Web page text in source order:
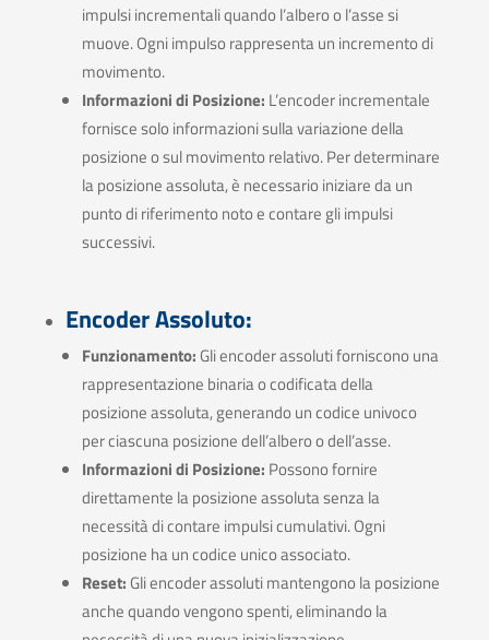
impulsi incrementali quando l’albero o l’asse si
muove. Ogni impulso rappresenta un incremento di
movimento.
Informazioni di Posizione: L’encoder incrementale
fornisce solo informazioni sulla variazione della
posizione o sul movimento relativo. Per determinare
la posizione assoluta, è necessario iniziare da un
punto di riferimento noto e contare gli impulsi
successivi.
Encoder Assoluto:
Funzionamento: Gli encoder assoluti forniscono una
rappresentazione binaria o codificata della
posizione assoluta, generando un codice univoco
per ciascuna posizione dell’albero o dell’asse.
Informazioni di Posizione: Possono fornire
direttamente la posizione assoluta senza la
necessità di contare impulsi cumulativi. Ogni
posizione ha un codice unico associato.
Reset: Gli encoder assoluti mantengono la posizione
anche quando vengono spenti, eliminando la